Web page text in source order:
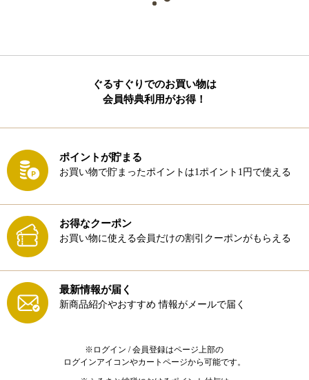
ぐるすぐりでのお買い物は
会員特典利用がお得！
ポイントが貯まる
お買い物で貯まったポイントは1ポイント1円で使える
お得なクーポン
お買い物に使える会員だけの割引クーポンがもらえる
最新情報が届く
新商品紹介やおすすめ 情報がメールで届く
※ログイン / 会員登録はページ上部の
ログインアイコンやカートページから可能です。